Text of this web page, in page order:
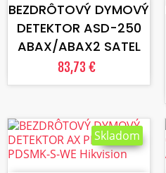
BEZDRÔTOVÝ DYMOVÝ
DETEKTOR ASD-250
ABAX/ABAX2 SATEL
83,73 €
VLOŽIŤ DO KOŠÍKA
Skladom